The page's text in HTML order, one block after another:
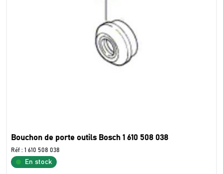
Bouchon de porte outils Bosch 1 610 508 038
Réf : 1 610 508 038
En stock